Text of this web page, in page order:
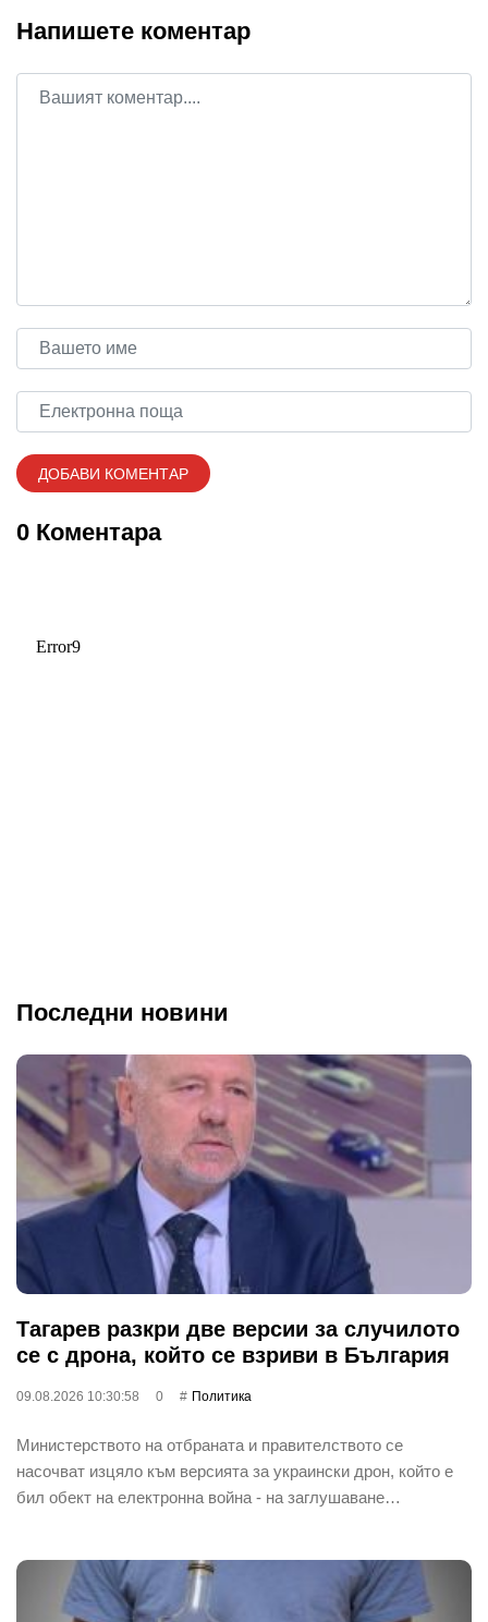
Напишете коментар
0 Коментара
Последни новини
Тагарев разкри две версии за случилото
се с дрона, който се взриви в България
09.08.2026 10:30:58 0 Политика
Министерството на отбраната и правителството се
насочват изцяло към версията за украински дрон, който е
бил обект на електронна война - на заглушаване…